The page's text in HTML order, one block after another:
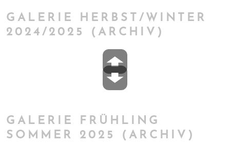
GALERIE HERBST/WINTER
2024/2025 (ARCHIV)
GALERIE FRÜHLING
SOMMER 2025 (ARCHIV)